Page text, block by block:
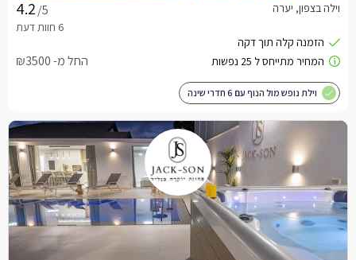
/5 וילה בצפון, יערה
החל מ- ₪3500
וילת נופש מול הנוף עם 6 חדרי שינה